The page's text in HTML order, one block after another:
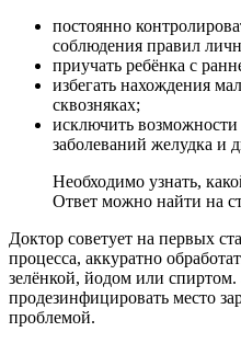
постоянно
соблюдения правил
приучать ребёнка с
избегать нахождения
сквозняках;
исключить
заболеваний желудка и
Необходимо узнать,
Ответ можно найти на
Доктор советует на первых
процесса, аккуратно
зелёнкой, йодом или
продезинфицировать место
проблемой.